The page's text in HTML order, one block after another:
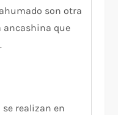
son otra
ancashina que
se realizan en